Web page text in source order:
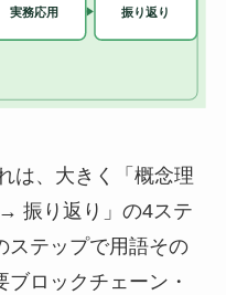
は、大きく「概念理
振り返り」の4ステ
ステップで用語その
ロックチェーン・